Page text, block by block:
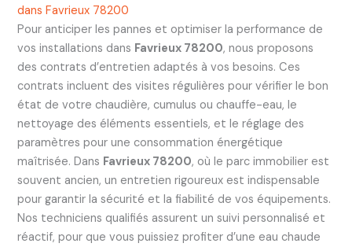
dans Favrieux 78200
Pour anticiper les pannes et optimiser la performance de
vos installations dans Favrieux 78200, nous proposons
des contrats d’entretien adaptés à vos besoins. Ces
contrats incluent des visites régulières pour vérifier le bon
état de votre chaudière, cumulus ou chauffe-eau, le
nettoyage des éléments essentiels, et le réglage des
paramètres pour une consommation énergétique
maîtrisée. Dans Favrieux 78200, où le parc immobilier est
souvent ancien, un entretien rigoureux est indispensable
pour garantir la sécurité et la fiabilité de vos équipements.
Nos techniciens qualifiés assurent un suivi personnalisé et
réactif, pour que vous puissiez profiter d’une eau chaude